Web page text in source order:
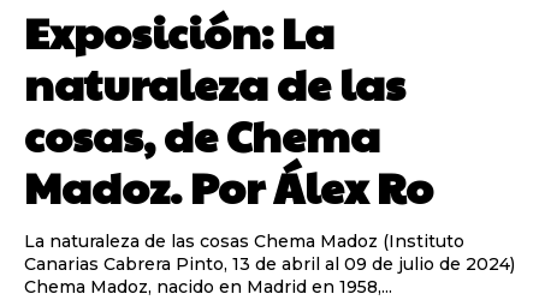
Exposición: La
naturaleza de las
cosas, de Chema
Madoz. Por Álex Ro
La naturaleza de las cosas Chema Madoz (Instituto
Canarias Cabrera Pinto, 13 de abril al 09 de julio de 2024)
Chema Madoz, nacido en Madrid en 1958,...